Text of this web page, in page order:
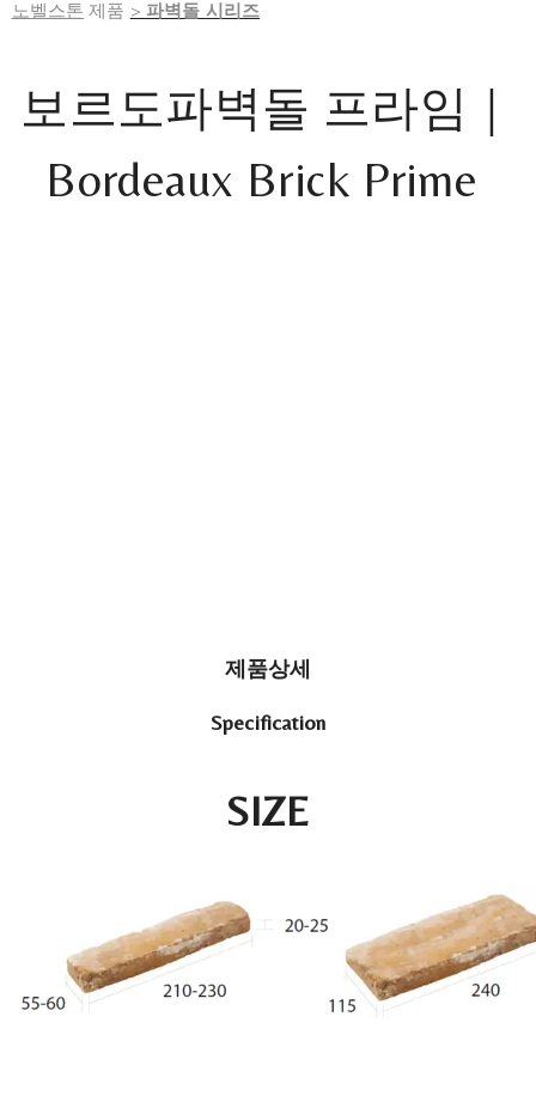
노벨스톤 제품 > 파벽돌 시리즈
보르도파벽돌 프라임｜
Bordeaux Brick Prime
제품상세
Specification
SIZE